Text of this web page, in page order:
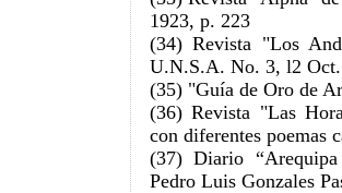
1923, p. 223
(34) Revista "Los
U.N.S.A. No. 3, l2
(35) "Guía de Oro de
(36) Revista "Las
con diferentes poemas
(37) Diario
Pedro Luis Gonzales